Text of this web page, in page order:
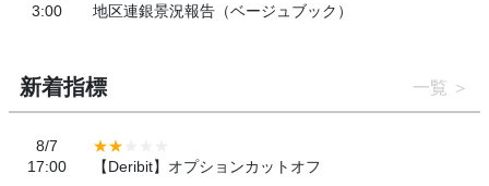
3:00
地区連銀景況報告（ベージュブック）
新着指標 一覧
8/7
17:00
【Deribit】オプションカットオフ